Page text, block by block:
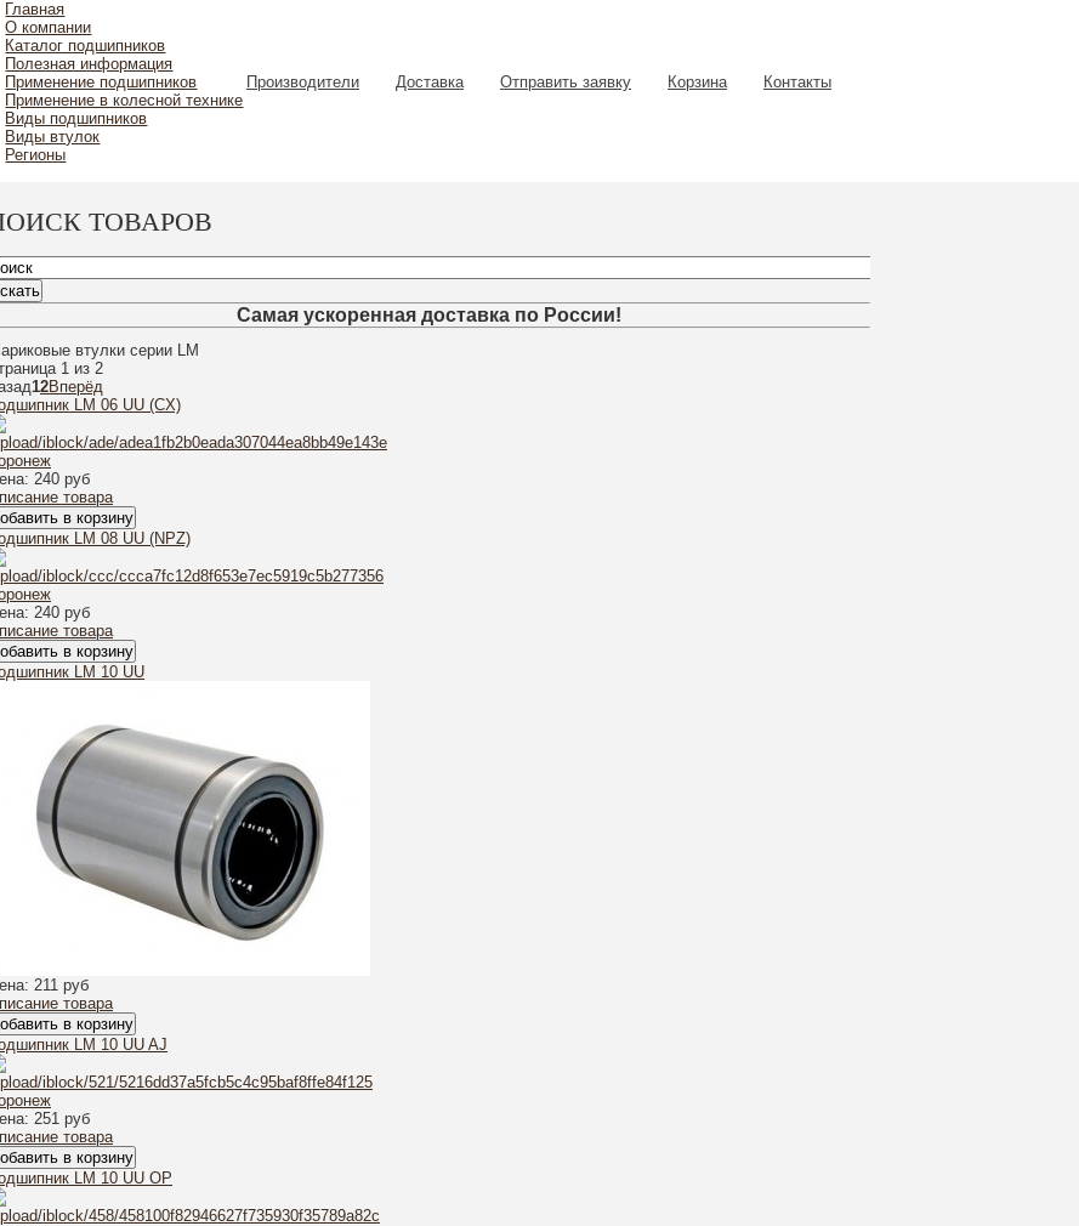
Главная
О компании
Каталог подшипников
Полезная информация
Применение подшипников
Применение в колесной технике
Виды подшипников
Виды втулок
Регионы
Производители Доставка Отправить заявку Корзина Контакты
ТОВАРОВ
Самая ускоренная доставка по России!
втулки серии LM
1 из 2
12Вперёд
LM 06 UU (CX)
240 руб
товара
LM 08 UU (NPZ)
240 руб
товара
LM 10 UU
211 руб
товара
LM 10 UU AJ
251 руб
товара
LM 10 UU OP